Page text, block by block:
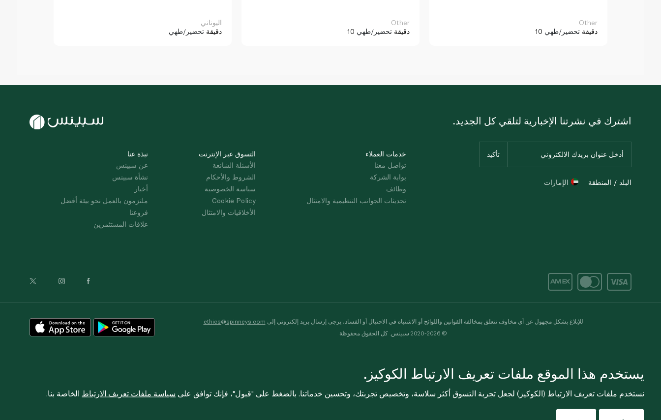
اليوناني
دقيقة تحضير/طهي
Other
10 دقيقة تحضير/طهي
Other
10 دقيقة تحضير/طهي
نبذة عنا
عن سبينس
نشأة سبينس
أخبار
ملتزمون بالعمل نحو بيئة أفضل
فروعنا
علاقات المستثمرين
التسوق عبر الإنترنت
الأسئلة الشائعة
الشروط والأحكام
سياسة الخصوصية
Cookie Policy
الأخلاقيات والامتثال
خدمات العملاء
تواصل معنا
بوابة الشركة
وظائف
تحديثات الجوانب التنظيمية والامتثال
اشترك في نشرتنا الإخبارية لتلقي كل الجديد.
البلد / المنطقة الإمارات
للإبلاغ بشكل مجهول عن أي مخاوف تتعلق بمخالفة القوانين واللوائح أو الاشتباه في الاحتيال أو الفساد، يرجى إرسال بريد إلكتروني إلى ethics@spinneys.com
© 2020-2026 سبينس. كل الحقوق محفوظة
يستخدم هذا الموقع ملفات تعريف الارتباط الكوكيز.
نستخدم ملفات تعريف الارتباط (الكوكيز) لجعل تجربة التسوق أكثر سلاسة، وتخصيص تجربتك، وتحسين خدماتنا. بالضغط على "قبول"، فإنك توافق على سياسة ملفات تعريف الارتباط الخاصة بنا.